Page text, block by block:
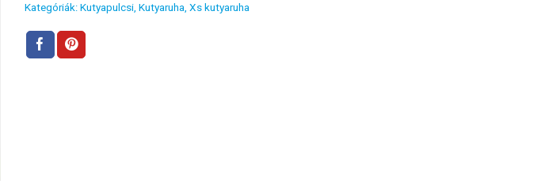
Kategóriák:Kutyapulcsi, Kutyaruha, Xs kutyaruha